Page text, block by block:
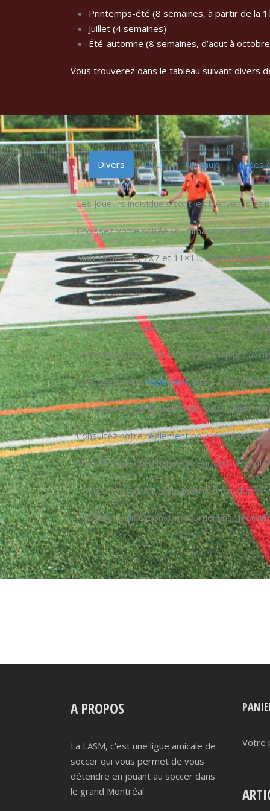
Printemps-été (8 semaines, à partir de la
Juillet (4 semaines)
Été-automne (8 semaines, d’aout à
Vous trouverez dans le tableau suivant divers
Divers Lieux Niveaux Types
Les joueurs individuels sont les bienvenus et
Choissez votre soirée (du dimanche au
Matchs de 5X5, 7X7 et 11×11. Un joueur/
Nous ne réservons plus de places sans qu’un
Le montant total doit être réglé 15 jours
Consultez notrerèglementquant à nos
La LASM est une ligue amicale. Vous venez
Consultez notrerèglementpour en savoir
N’oubliez pas que chaque joueur doit se
Toutes nos parties sont arbitrées par des
Possible qualification à un tournoi final.
A PROPOS
La LASM, c’est une ligue amicale de
soccer qui vous permet de vous
détendre en jouant au soccer dans
le grand Montréal.
Votre